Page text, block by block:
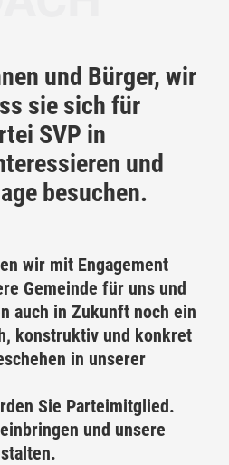
und Bürger, wir
sie sich für
SVP in
und
besuchen.
wir mit Engagement
Gemeinde für uns und
auch in Zukunft noch ein
konstruktiv und konkret
in unserer
Sie Parteimitglied.
und unsere